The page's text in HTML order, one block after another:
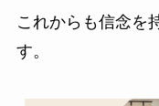
これからも信念を
す。